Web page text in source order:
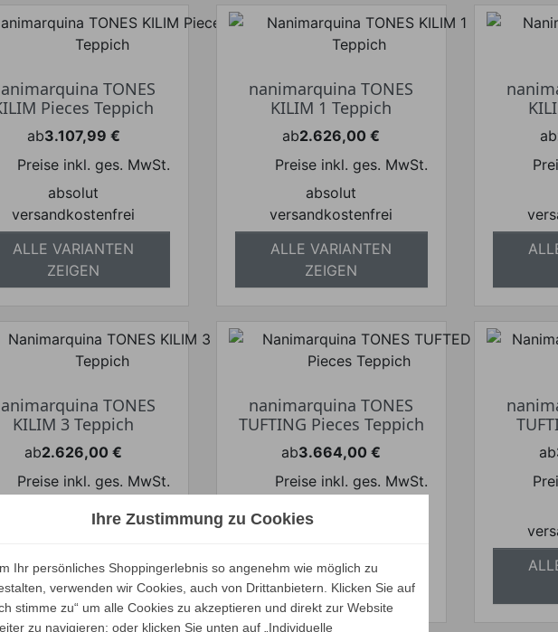
TONES
Pieces Teppich
ab
Preis
3.107,99 €
Preise inkl. ges. MwSt.
absolut
versandkostenfrei
ALLE VARIANTEN
ZEIGEN
nanimarquina TONES
KILIM 1 Teppich
ab
Preis
2.626,00 €
Preise inkl. ges. MwSt.
absolut
versandkostenfrei
ALLE VARIANTEN
ZEIGEN
ab
TONES
KILIM 3 Teppich
ab
Preis
2.626,00 €
Preise inkl. ges. MwSt.
absolut
ALLE VARIANTEN
ZEIGEN
nanimarquina TONES
TUFTING Pieces Teppich
ab
Preis
3.664,00 €
Preise inkl. ges. MwSt.
ALLE VARIANTEN
ZEIGEN
ab
Ihre Zustimmung zu Cookies
Ihr persönliches Shoppingerlebnis so angenehm wie möglich zu
verwenden wir Cookies, auch von Drittanbietern. Klicken Sie auf
stimme zu“ um alle Cookies zu akzeptieren und direkt zur Website
zu navigieren; oder klicken Sie unten auf „Individuelle